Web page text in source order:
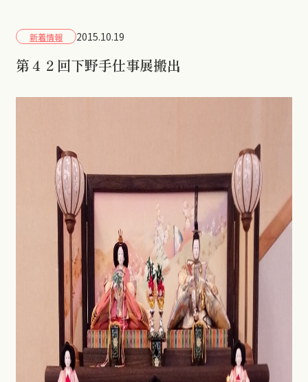
新着情報 2015.10.19
第４２回下野手仕事展搬出